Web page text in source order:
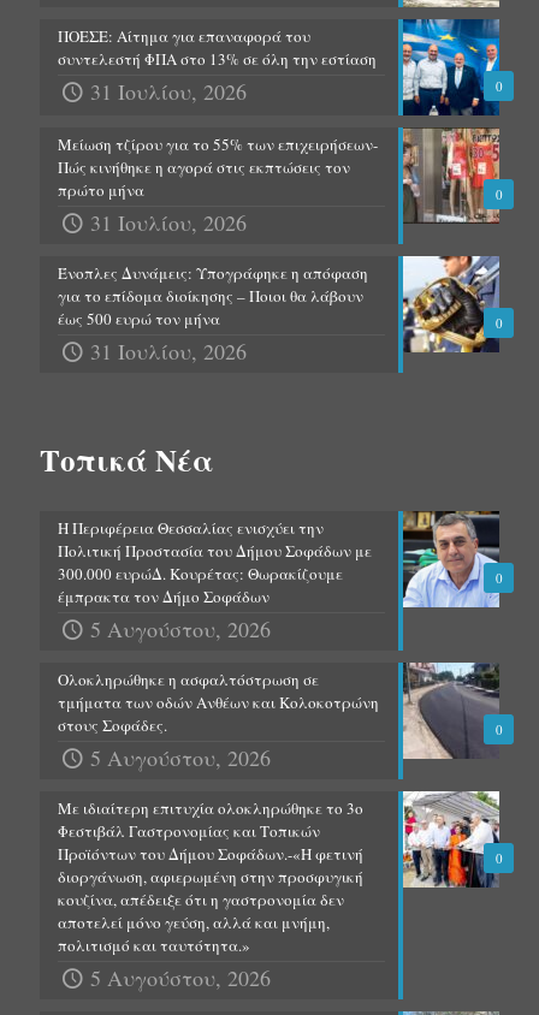
0
ΠΟΕΣΕ: Αίτημα για επαναφορά του
συντελεστή ΦΠΑ στο 13% σε όλη την εστίαση
31 Ιουλίου, 2026
0
Μείωση τζίρου για το 55% των επιχειρήσεων-
Πώς κινήθηκε η αγορά στις εκπτώσεις τον
πρώτο μήνα
31 Ιουλίου, 2026
0
Ένοπλες Δυνάμεις: Υπογράφηκε η απόφαση
για το επίδομα διοίκησης – Ποιοι θα λάβουν
έως 500 ευρώ τον μήνα
31 Ιουλίου, 2026
Τοπικά Νέα
0
Η Περιφέρεια Θεσσαλίας ενισχύει την
Πολιτική Προστασία του Δήμου Σοφάδων με
300.000 ευρώΔ. Κουρέτας: Θωρακίζουμε
έμπρακτα τον Δήμο Σοφάδων
5 Αυγούστου, 2026
0
Ολοκληρώθηκε η ασφαλτόστρωση σε
τμήματα των οδών Ανθέων και Κολοκοτρώνη
στους Σοφάδες.
5 Αυγούστου, 2026
0
Με ιδιαίτερη επιτυχία ολοκληρώθηκε το 3ο
Φεστιβάλ Γαστρονομίας και Τοπικών
Προϊόντων του Δήμου Σοφάδων.-«Η φετινή
διοργάνωση, αφιερωμένη στην προσφυγική
κουζίνα, απέδειξε ότι η γαστρονομία δεν
αποτελεί μόνο γεύση, αλλά και μνήμη,
πολιτισμό και ταυτότητα.»
5 Αυγούστου, 2026